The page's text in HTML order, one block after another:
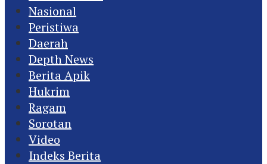
Nasional
Peristiwa
Daerah
Depth News
Berita Apik
Hukrim
Ragam
Sorotan
Video
Indeks Berita